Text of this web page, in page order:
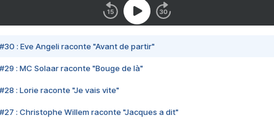
#30 : Eve Angeli raconte "Avant de partir"
#29 : MC Solaar raconte "Bouge de là"
#28 : Lorie raconte "Je vais vite"
#27 : Christophe Willem raconte "Jacques a dit"